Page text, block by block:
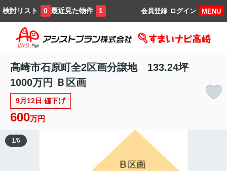
検討リスト 0 最近見た物件 1 MENU
ログイン
会員登録
高崎市石原町全2区画分譲地 133.24坪
1000万円 Ｂ区画
9月12日 値下げ
600万円
1 /6